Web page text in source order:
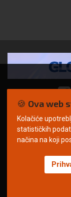
Uvjeti
🍪 Ova web
Kolačiće
statističkih
načina na koji